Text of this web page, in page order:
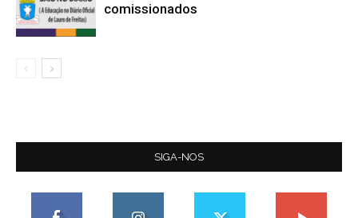
comissionados
SIGA-NOS